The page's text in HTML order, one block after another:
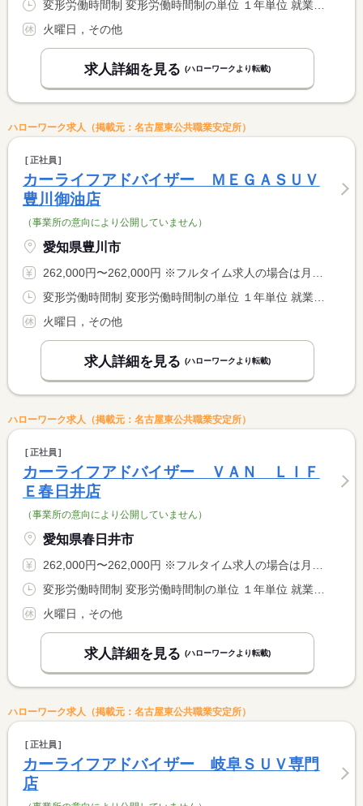
火曜日，その他
求人詳細を見る (ハローワークより転載)
ハローワーク求人（掲載元：名古屋東公共職業安定所）
正社員
カーライフアドバイザー ＭＥＧＡＳＵＶ
豊川御油店
（事業所の意向により公開していません）
愛知県豊川市
262,000円〜262,000円 ※フルタイム求人の場合は月額（換算額）、パート求人の場合は時間額を表示しています。
火曜日，その他
求人詳細を見る (ハローワークより転載)
ハローワーク求人（掲載元：名古屋東公共職業安定所）
正社員
カーライフアドバイザー ＶＡＮ ＬＩＦ
Ｅ春日井店
（事業所の意向により公開していません）
愛知県春日井市
262,000円〜262,000円 ※フルタイム求人の場合は月額（換算額）、パート求人の場合は時間額を表示しています。
火曜日，その他
求人詳細を見る (ハローワークより転載)
ハローワーク求人（掲載元：名古屋東公共職業安定所）
正社員
カーライフアドバイザー 岐阜ＳＵＶ専門
店